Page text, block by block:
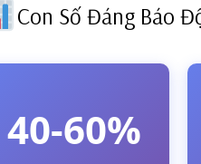
Con Số Đáng Báo
40-60%